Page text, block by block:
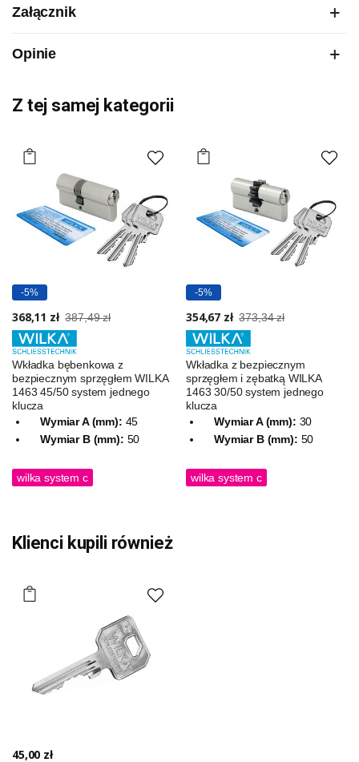
Załącznik
Opinie
Z tej samej kategorii
-5%
368,11 zł 387,49 zł
Wkładka bębenkowa z
bezpiecznym sprzęgłem WILKA
1463 45/50 system jednego
klucza
Wymiar A (mm): 45
Wymiar B (mm): 50
wilka system c
-5%
354,67 zł 373,34 zł
Wkładka z bezpiecznym
sprzęgłem i zębatką WILKA
1463 30/50 system jednego
klucza
Wymiar A (mm): 30
Wymiar B (mm): 50
wilka system c
Klienci kupili również
45,00 zł